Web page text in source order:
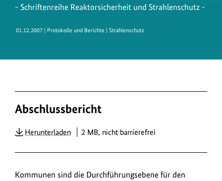
- Schriftenreihe Reaktorsicherheit und Strahlenschutz -
01.12.2007 | Protokolle und Berichte | Strahlenschutz
Abschlussbericht
HerunterladenPDF2 MB, nicht barrierefrei
Kommunen sind die Durchführungsebene für den